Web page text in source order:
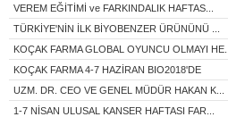
VEREM EĞİTİMİ ve FARKINDALIK HAFTAS...
TÜRKİYE'NİN İLK BİYOBENZER ÜRÜNÜNÜ ...
KOÇAK FARMA GLOBAL OYUNCU OLMAYI HE...
KOÇAK FARMA 4-7 HAZİRAN BIO2018'DE
UZM. DR. CEO VE GENEL MÜDÜR HAKAN K...
1-7 NİSAN ULUSAL KANSER HAFTASI FAR...